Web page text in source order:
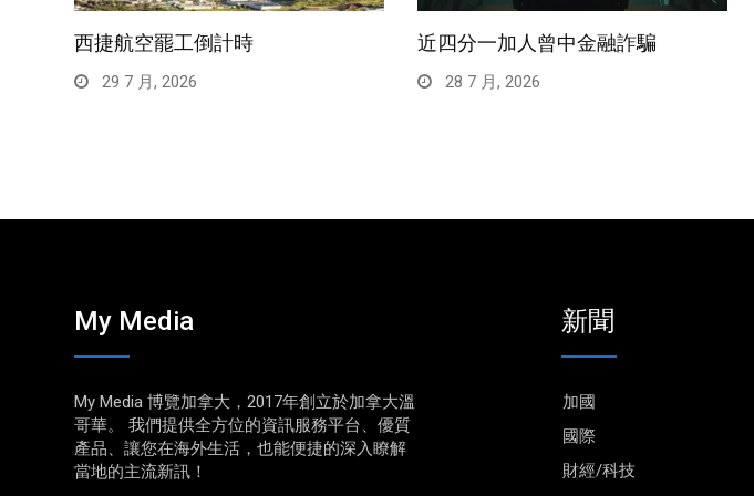
西捷航空罷工倒計時
29 7 月, 2026
近四分一加人曾中金融詐騙
28 7 月, 2026
My Media
My Media 博覽加拿大，2017年創立於加拿大溫
哥華。 我們提供全方位的資訊服務平台、優質
產品、讓您在海外生活，也能便捷的深入瞭解
當地的主流新訊！
新聞
加國
國際
財經/科技